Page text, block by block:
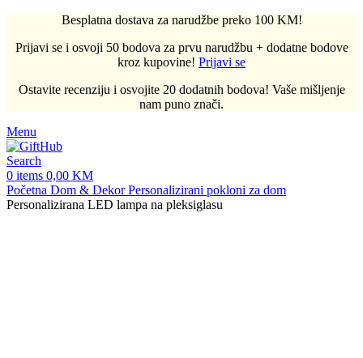
Besplatna dostava za narudžbe preko 100 KM!
Prijavi se i osvoji 50 bodova za prvu narudžbu + dodatne bodove
kroz kupovine! Prijavi se
Ostavite recenziju i osvojite 20 dodatnih bodova! Vaše mišljenje
nam puno znači.
Menu
Search
0 items 0,00 KM
Početna Dom & DekorPersonalizirani pokloni za dom
Personalizirana LED lampa na pleksiglasu